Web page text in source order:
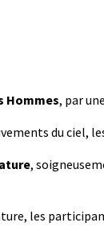
Hommes, par une
du ciel,
,
les